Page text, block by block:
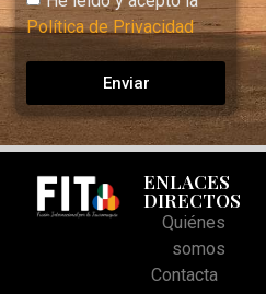
Política de Privacidad
Enviar
ENLACES
DIRECTOS
Quiénes
somos
Contacta